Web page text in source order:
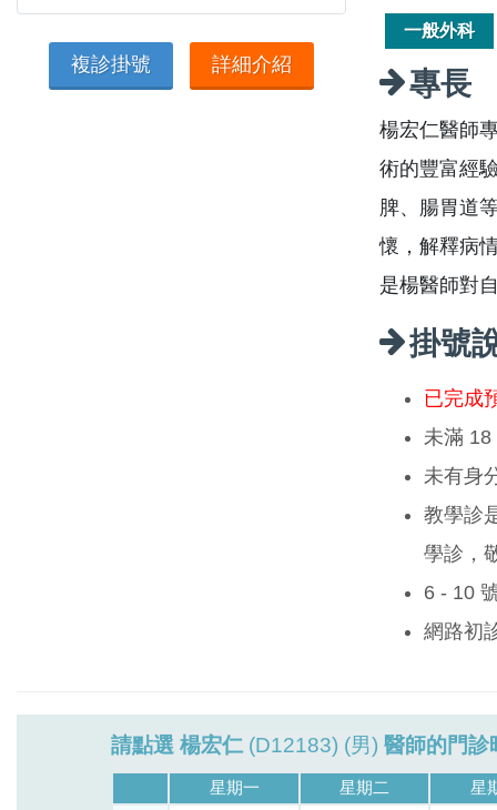
複診掛號 詳細介紹
一般外科
專長
楊宏仁醫師
術的豐富經
脾、腸胃道
懷，解釋病
是楊醫師對
掛號
已完成
未滿 18
未有身
教學診
學診，
6 - 10
網路初